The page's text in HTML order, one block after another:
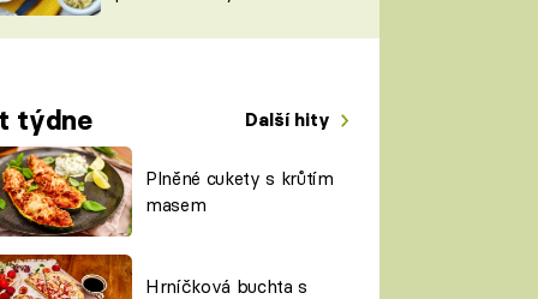
týdne Další hity
Plněné cukety s krůtím
masem
Hrníčková buchta s